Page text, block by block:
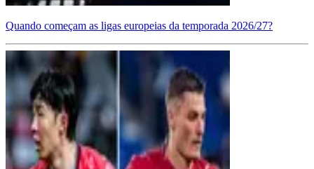
Quando começam as ligas europeias da temporada 2026/27?